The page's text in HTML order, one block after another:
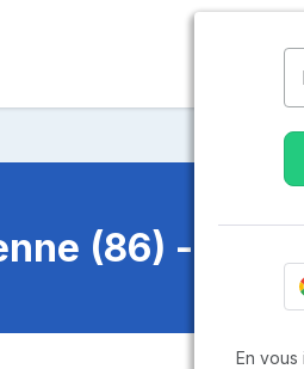
(86) - Page
En